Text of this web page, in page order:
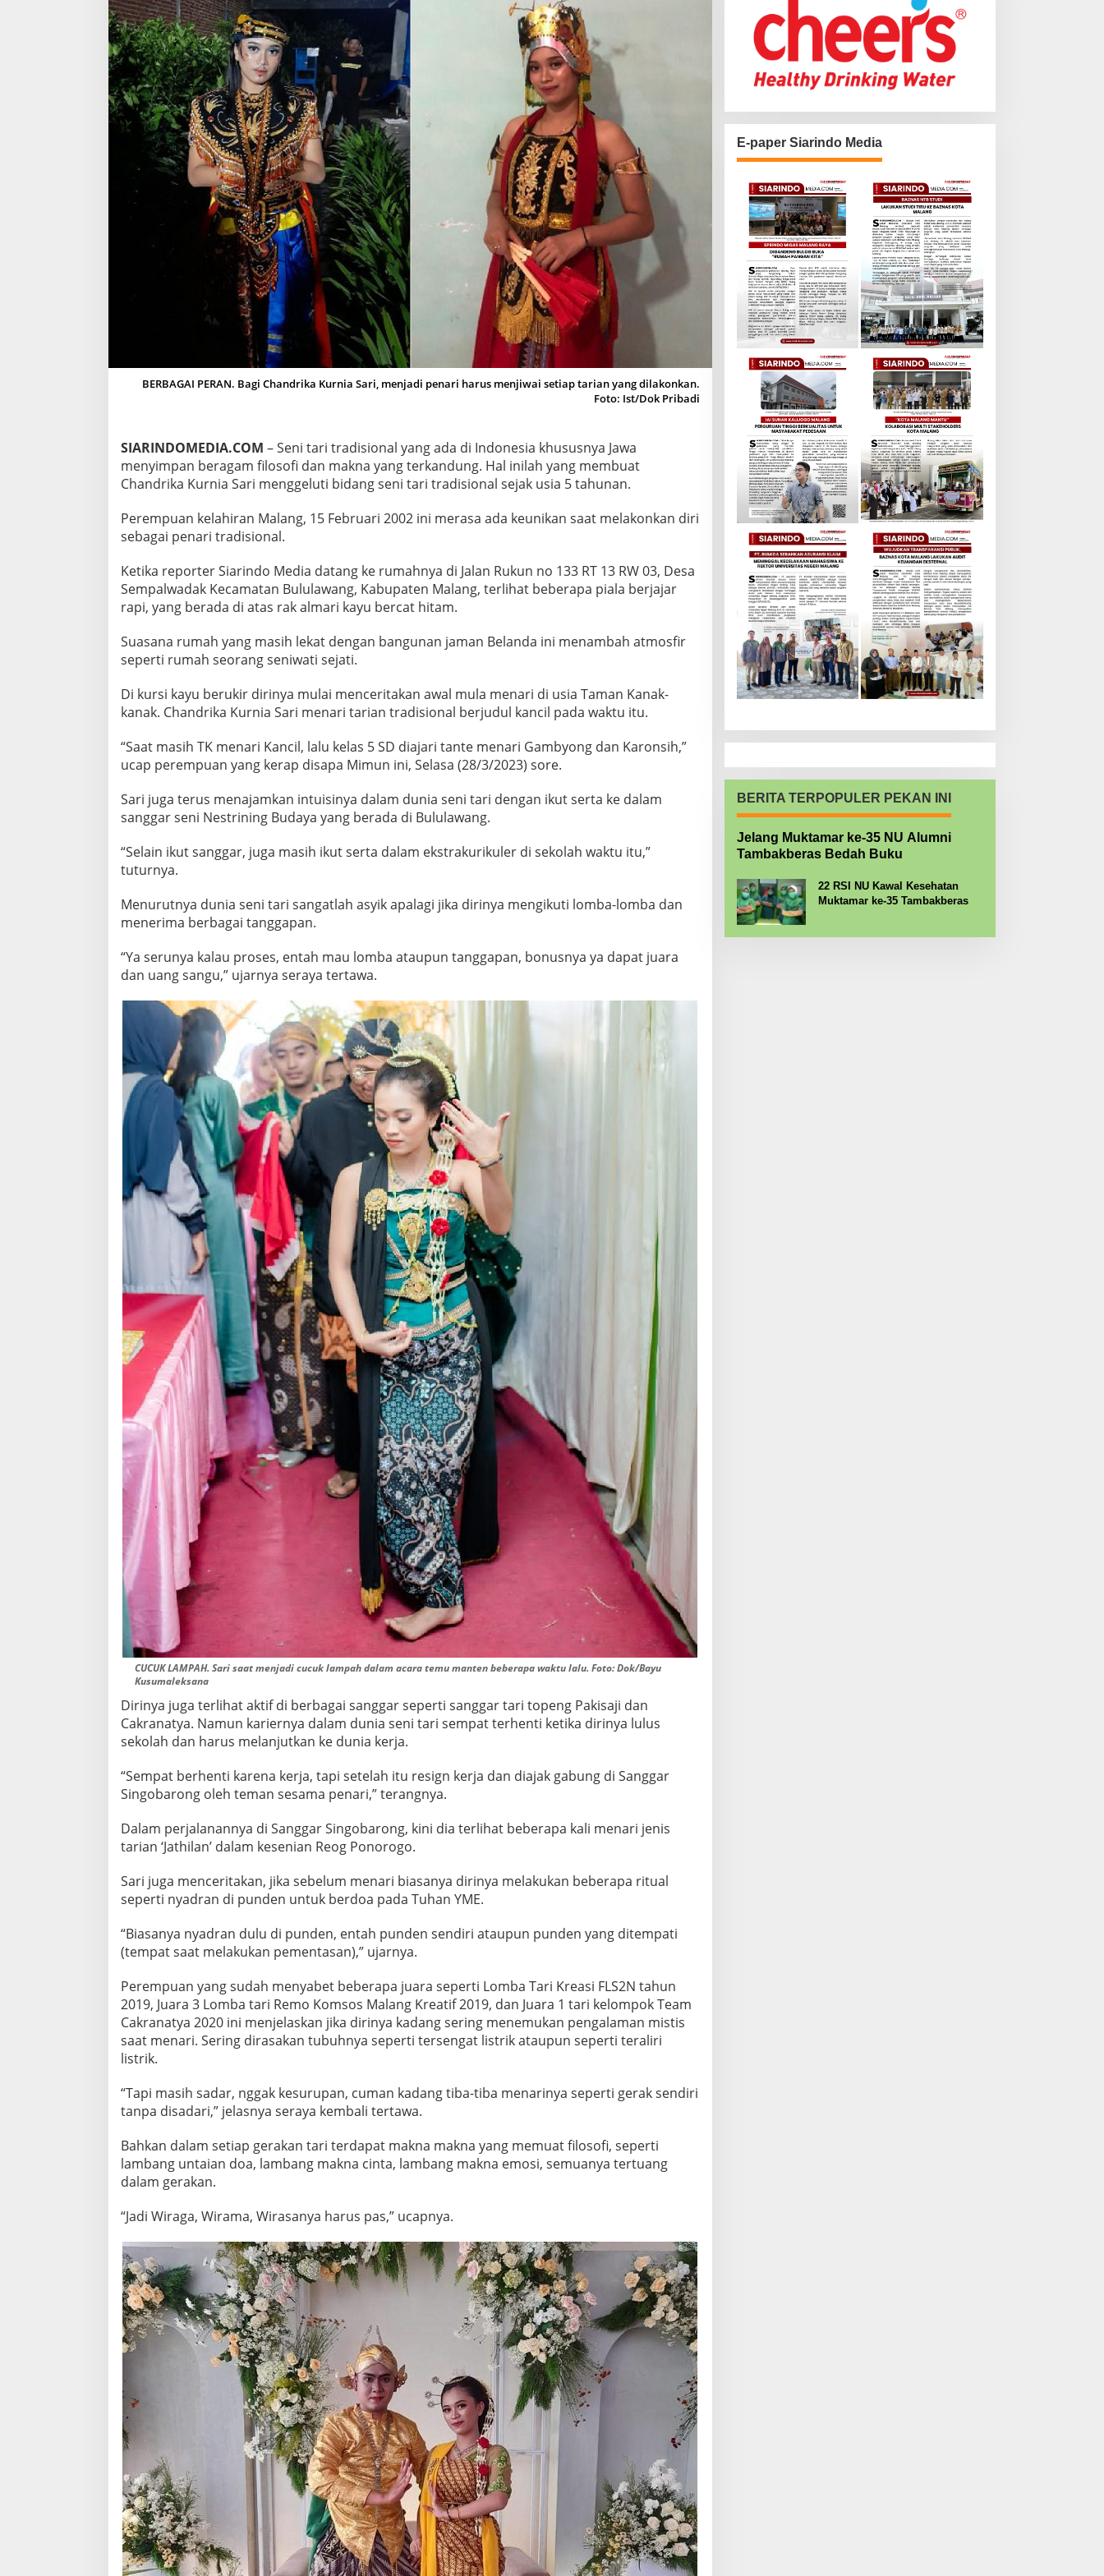
R
N
I
A
S
A
R
I
,
C
I
N
T
A
M
A
T
I
P
A
D
A
D
U
N
A
I
T
A
T
R
D
I
S
I
N
A
BERBAGAI PERAN. Bagi Chandrika Kurnia Sari, menjadi penari harus menjiwai setiap tarian yang dilakonkan.
Foto: Ist/Dok Pribadi
SIARINDOMEDIA.COM – Seni tari tradisional yang ada di Indonesia khususnya Jawa
menyimpan beragam filosofi dan makna yang terkandung. Hal inilah yang membuat
Chandrika Kurnia Sari menggeluti bidang seni tari tradisional sejak usia 5 tahunan.
Perempuan kelahiran Malang, 15 Februari 2002 ini merasa ada keunikan saat melakonkan diri
sebagai penari tradisional.
Ketika reporter Siarindo Media datang ke rumahnya di Jalan Rukun no 133 RT 13 RW 03, Desa
Sempalwadak Kecamatan Bululawang, Kabupaten Malang, terlihat beberapa piala berjajar
rapi, yang berada di atas rak almari kayu bercat hitam.
Suasana rumah yang masih lekat dengan bangunan jaman Belanda ini menambah atmosfir
seperti rumah seorang seniwati sejati.
Di kursi kayu berukir dirinya mulai menceritakan awal mula menari di usia Taman Kanak-
kanak. Chandrika Kurnia Sari menari tarian tradisional berjudul kancil pada waktu itu.
“Saat masih TK menari Kancil, lalu kelas 5 SD diajari tante menari Gambyong dan Karonsih,”
ucap perempuan yang kerap disapa Mimun ini, Selasa (28/3/2023) sore.
Sari juga terus menajamkan intuisinya dalam dunia seni tari dengan ikut serta ke dalam
sanggar seni Nestrining Budaya yang berada di Bululawang.
“Selain ikut sanggar, juga masih ikut serta dalam ekstrakurikuler di sekolah waktu itu,”
tuturnya.
Menurutnya dunia seni tari sangatlah asyik apalagi jika dirinya mengikuti lomba-lomba dan
menerima berbagai tanggapan.
“Ya serunya kalau proses, entah mau lomba ataupun tanggapan, bonusnya ya dapat juara
dan uang sangu,” ujarnya seraya tertawa.
CUCUK LAMPAH. Sari saat menjadi cucuk lampah dalam acara temu manten beberapa waktu lalu. Foto: Dok/Bayu
Kusumaleksana
Dirinya juga terlihat aktif di berbagai sanggar seperti sanggar tari topeng Pakisaji dan
Cakranatya. Namun kariernya dalam dunia seni tari sempat terhenti ketika dirinya lulus
sekolah dan harus melanjutkan ke dunia kerja.
“Sempat berhenti karena kerja, tapi setelah itu resign kerja dan diajak gabung di Sanggar
Singobarong oleh teman sesama penari,” terangnya.
Dalam perjalanannya di Sanggar Singobarong, kini dia terlihat beberapa kali menari jenis
tarian ‘Jathilan’ dalam kesenian Reog Ponorogo.
Sari juga menceritakan, jika sebelum menari biasanya dirinya melakukan beberapa ritual
seperti nyadran di punden untuk berdoa pada Tuhan YME.
“Biasanya nyadran dulu di punden, entah punden sendiri ataupun punden yang ditempati
(tempat saat melakukan pementasan),” ujarnya.
Perempuan yang sudah menyabet beberapa juara seperti Lomba Tari Kreasi FLS2N tahun
2019, Juara 3 Lomba tari Remo Komsos Malang Kreatif 2019, dan Juara 1 tari kelompok Team
Cakranatya 2020 ini menjelaskan jika dirinya kadang sering menemukan pengalaman mistis
saat menari. Sering dirasakan tubuhnya seperti tersengat listrik ataupun seperti teraliri
listrik.
“Tapi masih sadar, nggak kesurupan, cuman kadang tiba-tiba menarinya seperti gerak sendiri
tanpa disadari,” jelasnya seraya kembali tertawa.
Bahkan dalam setiap gerakan tari terdapat makna makna yang memuat filosofi, seperti
lambang untaian doa, lambang makna cinta, lambang makna emosi, semuanya tertuang
dalam gerakan.
“Jadi Wiraga, Wirama, Wirasanya harus pas,” ucapnya.
E-paper Siarindo Media
BERITA TERPOPULER PEKAN INI
Jelang Muktamar ke-35 NU Alumni
Tambakberas Bedah Buku
22 RSI NU Kawal Kesehatan
Muktamar ke-35 Tambakberas